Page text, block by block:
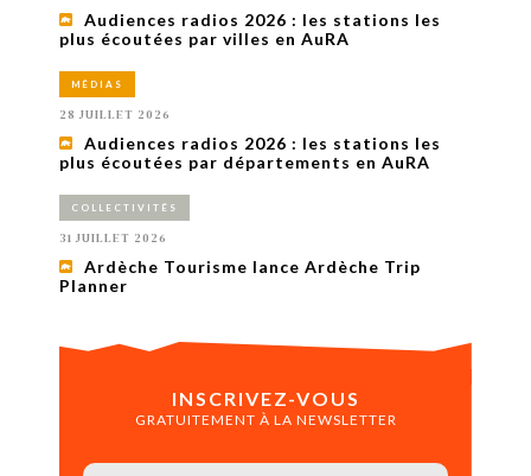
Audiences radios 2026 : les stations les
plus écoutées par villes en AuRA
MÉDIAS
28 JUILLET 2026
Audiences radios 2026 : les stations les
plus écoutées par départements en AuRA
COLLECTIVITÉS
31 JUILLET 2026
Ardèche Tourisme lance Ardèche Trip
Planner
INSCRIVEZ-VOUS
GRATUITEMENT À LA NEWSLETTER